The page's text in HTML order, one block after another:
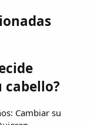
cabello?
Cambiar su